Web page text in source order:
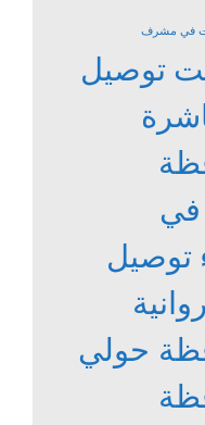
في مشرف
توصيل
في
توصيل
حولي